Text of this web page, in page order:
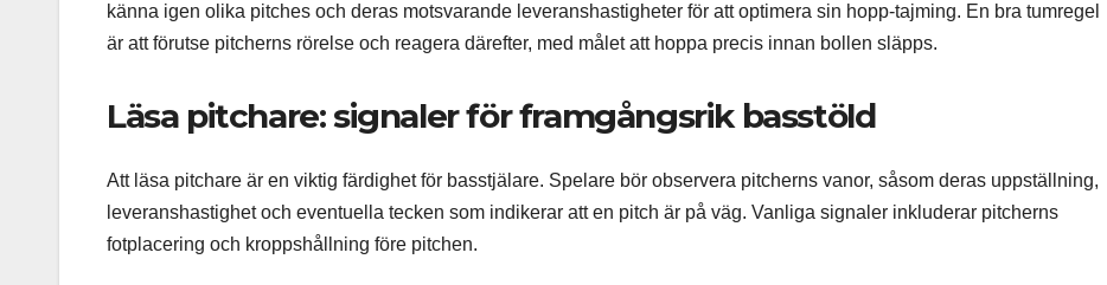
känna igen olika pitches och deras motsvarande leveranshastigheter för att optimera sin hopp-tajming. En bra tumregel
är att förutse pitcherns rörelse och reagera därefter, med målet att hoppa precis innan bollen släpps.
Läsa pitchare: signaler för framgångsrik basstöld
Att läsa pitchare är en viktig färdighet för basstjälare. Spelare bör observera pitcherns vanor, såsom deras uppställning,
leveranshastighet och eventuella tecken som indikerar att en pitch är på väg. Vanliga signaler inkluderar pitcherns
fotplacering och kroppshållning före pitchen.